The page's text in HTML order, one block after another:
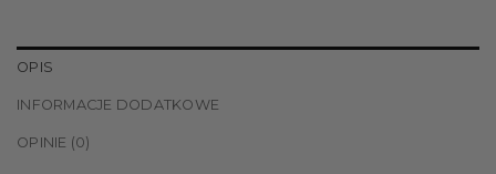
OPIS
INFORMACJE DODATKOWE
OPINIE (0)